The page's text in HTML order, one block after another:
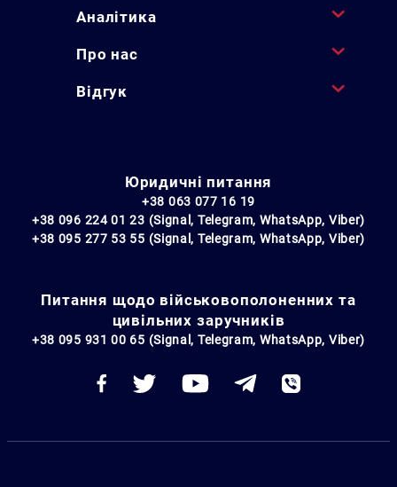
Аналітика
Про нас
Відгук
Юридичні питання
+38 063 077 16 19
+38 096 224 01 23 (Signal, Telegram, WhatsApp, Viber)
+38 095 277 53 55 (Signal, Telegram, WhatsApp, Viber)
Питання щодо військовополоненних та
цивільних заручників
+38 095 931 00 65 (Signal, Telegram, WhatsApp, Viber)